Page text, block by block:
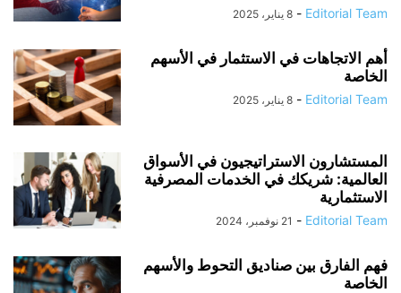
Editorial Team
- 8 يناير، 2025
أهم الاتجاهات في الاستثمار في الأسهم
الخاصة
Editorial Team
- 8 يناير، 2025
المستشارون الاستراتيجيون في الأسواق
العالمية: شريكك في الخدمات المصرفية
الاستثمارية
Editorial Team
- 21 نوفمبر، 2024
فهم الفارق بين صناديق التحوط والأسهم
الخاصة